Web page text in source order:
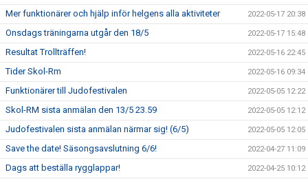
Mer funktionärer och hjälp inför helgens alla aktiviteter 2022-05-17 20:38
Onsdags träningarna utgår den 18/5 2022-05-17 15:48
Resultat Trollträffen! 2022-05-16 22:45
Tider Skol-Rm 2022-05-16 09:34
Funktionärer till Judofestivalen 2022-05-05 12:22
Skol-RM sista anmälan den 13/5 23.59 2022-05-05 12:12
Judofestivalen sista anmälan närmar sig! (6/5) 2022-05-05 12:05
Save the date! Säsongsavslutning 6/6! 2022-04-27 11:09
Dags att beställa rygglappar! 2022-04-25 10:12